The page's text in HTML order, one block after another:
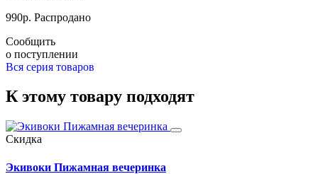
990р. Распродано
Сообщить
о поступлении
Вся серия товаров
К этому товару подходят
Скидка
Экивоки Пижамная вечеринка